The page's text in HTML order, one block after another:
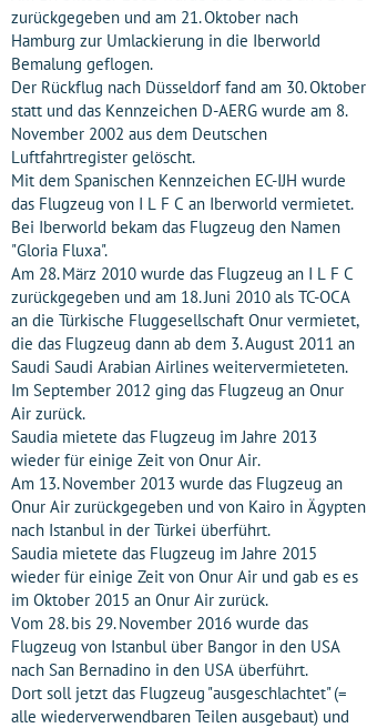
zurückgegeben und am 21. Oktober nach
Hamburg zur Umlackierung in die Iberworld
Bemalung geflogen.
Der Rückflug nach Düsseldorf fand am 30. Oktober
statt und das Kennzeichen D-AERG wurde am 8.
November 2002 aus dem Deutschen
Luftfahrtregister gelöscht.
Mit dem Spanischen Kennzeichen EC-IJH wurde
das Flugzeug von I L F C an Iberworld vermietet.
Bei Iberworld bekam das Flugzeug den Namen
"Gloria Fluxa".
Am 28. März 2010 wurde das Flugzeug an I L F C
zurückgegeben und am 18. Juni 2010 als TC-OCA
an die Türkische Fluggesellschaft Onur vermietet,
die das Flugzeug dann ab dem 3. August 2011 an
Saudi Saudi Arabian Airlines weitervermieteten.
Im September 2012 ging das Flugzeug an Onur
Air zurück.
Saudia mietete das Flugzeug im Jahre 2013
wieder für einige Zeit von Onur Air.
Am 13. November 2013 wurde das Flugzeug an
Onur Air zurückgegeben und von Kairo in Ägypten
nach Istanbul in der Türkei überführt.
Saudia mietete das Flugzeug im Jahre 2015
wieder für einige Zeit von Onur Air und gab es es
im Oktober 2015 an Onur Air zurück.
Vom 28. bis 29. November 2016 wurde das
Flugzeug von Istanbul über Bangor in den USA
nach San Bernadino in den USA überführt.
Dort soll jetzt das Flugzeug "ausgeschlachtet" (=
alle wiederverwendbaren Teilen ausgebaut) und